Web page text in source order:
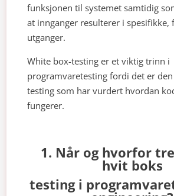
funksjonen til systemet samtidig
at innganger resulterer i spesifikke,
utganger.
White box-testing er et viktig trinn i
programvaretesting fordi det er
testing som har vurdert hvordan
fungerer.
1. Når og hvorfor
hvit boks
testing i